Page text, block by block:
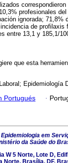
correspondieron
profesionales del
ignorada; 71,8%
de profilaxis
entre 13,1 y 185,1/
que esta
Epidemiología
Portugués ·
em
da Saúde do
W 5 Norte, Lote D,
Norte, Brasília, DF,